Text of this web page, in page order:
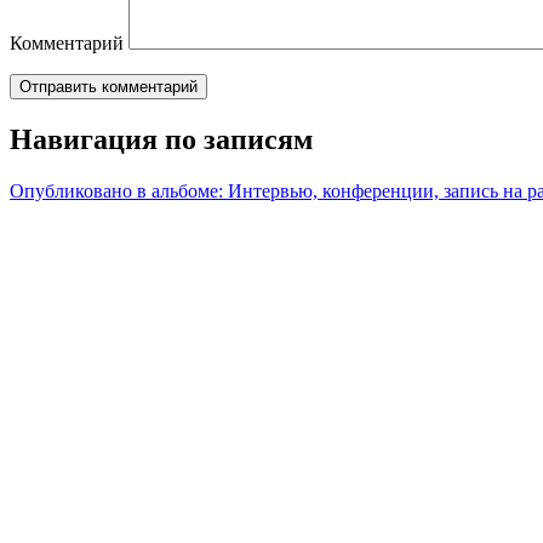
Комментарий
Навигация по записям
Опубликовано в альбоме: Интервью, конференции, запись на